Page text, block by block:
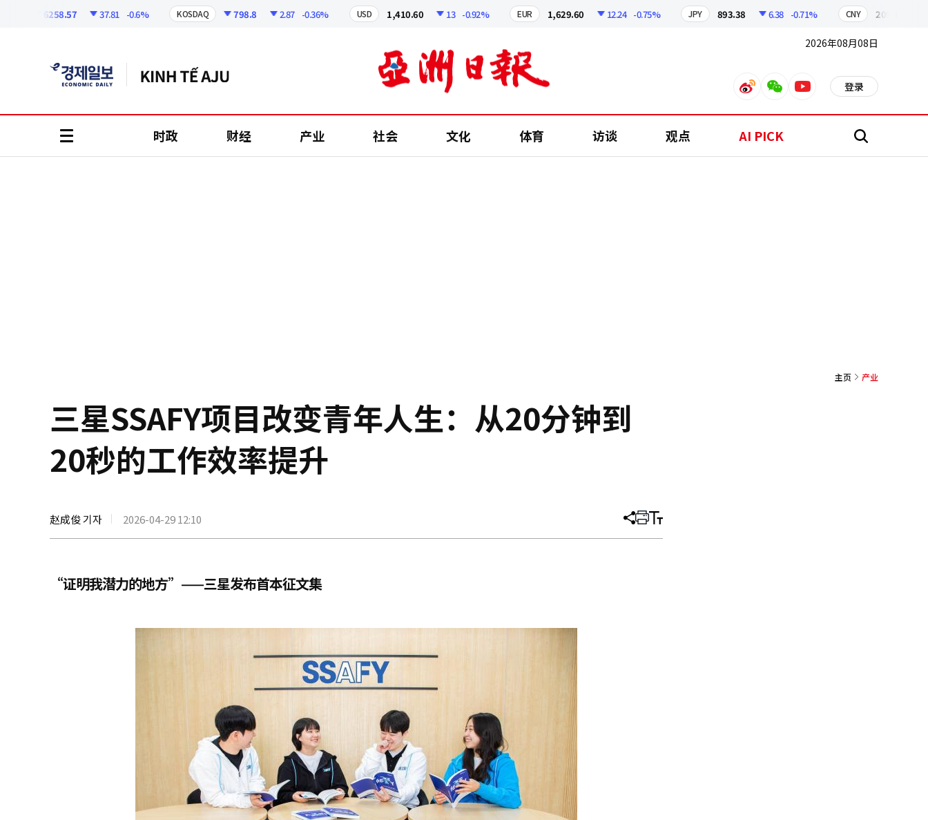
6258.57 37.81 -0.6% KOSDAQ 798.8 2.87 -0.36% USD 1,410.60 13 -0.92% EUR 1,629.60 12.24 -0.75% JPY 893.38 6.38 -0.71% CNY 209.17
2026年08月08日
weiboweixinyoutube 登录
时政 财经 产业 社会 文化 体育 访谈 观点 AI PICK 搜
主页 产业
三星SSAFY项目改变青年人生：从20分钟到
20秒的工作效率提升
赵成俊 기자 2026-04-29 12:10 分
文
打 调
大
“证明我潜力的地方”——三星发布首本征文集